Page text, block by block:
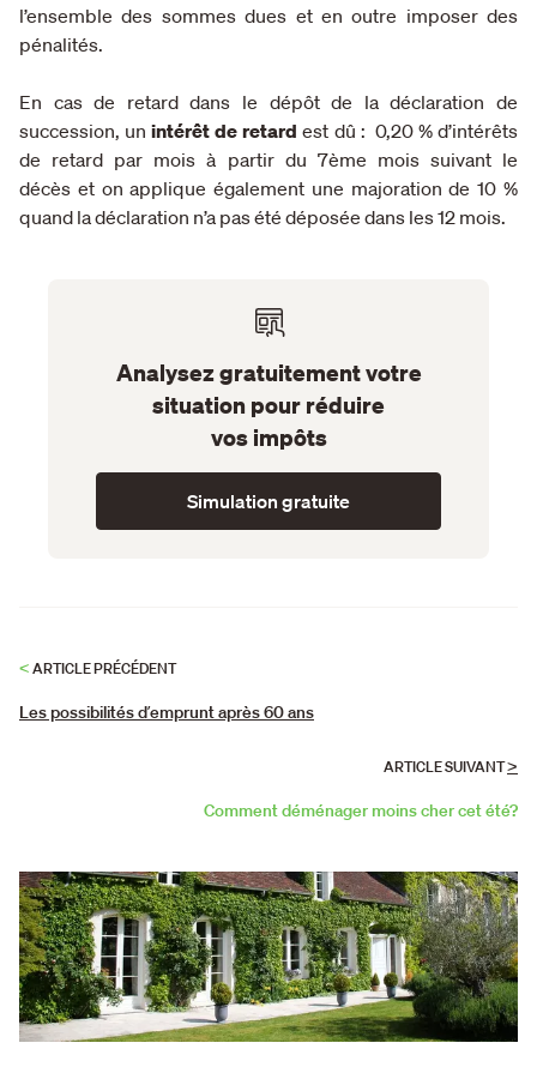
l’ensemble des sommes dues et en outre imposer des
pénalités.
En cas de retard dans le dépôt de la déclaration de
succession, un intérêt de retard est dû : 0,20 % d’intérêts
de retard par mois à partir du 7ème mois suivant le
décès et on applique également une majoration de 10 %
quand la déclaration n’a pas été déposée dans les 12 mois.
Analysez gratuitement votre
situation pour réduire
vos impôts
Simulation gratuite
<ARTICLE PRÉCÉDENT
Les possibilités dʼemprunt après 60 ans
ARTICLE SUIVANT>
Comment déménager moins cher cet été?